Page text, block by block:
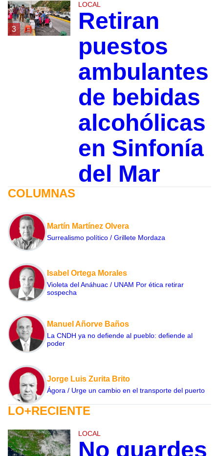
3
LOCAL
Retiran
puestos
ambulantes
de bebidas
alcohólicas
en Sinfonía
del Mar
COLUMNAS
Martín Martínez Olvera
Surrealismo político / Grillete Mordaza
Isabel Ortega Morales
Violeta del Anáhuac / UNAM Por ética retirar
sospecha
Manuel Añorve Baños
La CNDH ya no defiende al pueblo: defiende al
poder
Jorge Luis Zurita Brito
Ágora / Urge un cambio en el transporte del puerto
LO+RECIENTE
LOCAL
No guardes